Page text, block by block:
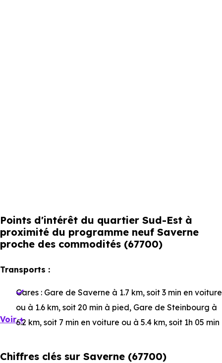
Points d'intérêt du quartier Sud-Est à
proximité du programme neuf Saverne
proche des commodités (67700)
Transports :
Gares : Gare de Saverne à 1.7 km, soit 3 min en voiture
ou à 1.6 km, soit 20 min à pied, Gare de Steinbourg à
6.2 km, soit 7 min en voiture ou à 5.4 km, soit 1h 05 min
voiture ou à 7.7 km, soit 1h 31 min à pied
Voir +
Chiffres clés sur Saverne (67700)